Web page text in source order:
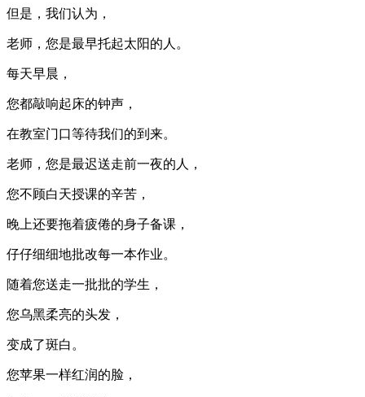
但是，我们认为，
老师，您是最早托起太阳的人。
每天早晨，
您都敲响起床的钟声，
在教室门口等待我们的到来。
老师，您是最迟送走前一夜的人，
您不顾白天授课的辛苦，
晚上还要拖着疲倦的身子备课，
仔仔细细地批改每一本作业。
随着您送走一批批的学生，
您乌黑柔亮的头发，
变成了斑白。
您苹果一样红润的脸，